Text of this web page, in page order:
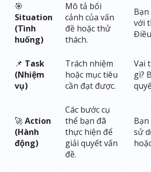
🎯
Situation
(Tình
huống)
Mô tả bối
cảnh của vấn
đề hoặc thử
thách.
với
📌 Task
(Nhiệm
vụ)
Trách nhiệm
hoặc mục tiêu
cần đạt được.
Vai
gì?
🚀Action
(Hành
động)
Các bước cụ
thể bạn đã
thực hiện để
giải quyết vấn
đề.
Bạn
sử